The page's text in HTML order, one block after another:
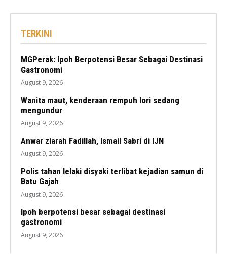
TERKINI
MGPerak: Ipoh Berpotensi Besar Sebagai Destinasi
Gastronomi
August 9, 2026
Wanita maut, kenderaan rempuh lori sedang
mengundur
August 9, 2026
Anwar ziarah Fadillah, Ismail Sabri di IJN
August 9, 2026
Polis tahan lelaki disyaki terlibat kejadian samun di
Batu Gajah
August 9, 2026
Ipoh berpotensi besar sebagai destinasi
gastronomi
August 9, 2026